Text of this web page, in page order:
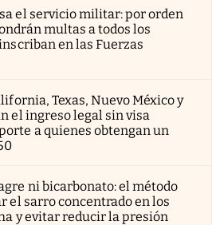
el servicio militar: por orden
multas a todos los
en las Fuerzas
Texas, Nuevo México y
el ingreso legal sin visa
a quienes obtengan un
ni bicarbonato: el método
el sarro concentrado en los
y evitar reducir la presión